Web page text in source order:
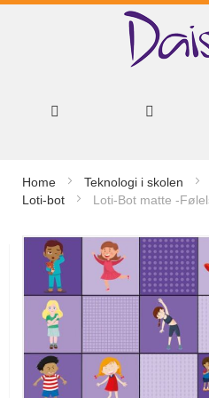
Home Teknologi i skolen
Loti-bot
Loti-Bot matte -
slutten
bildegalleri